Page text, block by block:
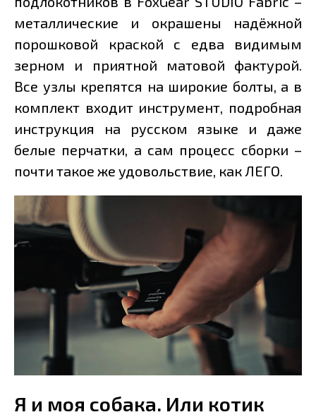
металлические и окрашены надёжной
порошковой краской с едва видимым
зерном и приятной матовой фактурой.
Все узлы крепятся на широкие болты, а в
комплект входит инструмент, подробная
инструкция на русском языке и даже
белые перчатки, а сам процесс сборки –
почти такое же удовольствие, как ЛЕГО.
Я и моя собака. Или котик